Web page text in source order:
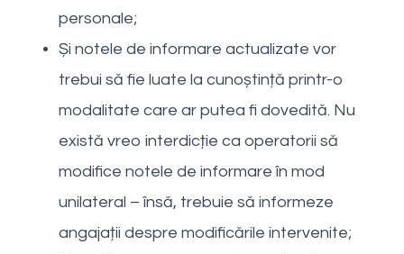
personale;
Și notele de informare actualizate vor
trebui să fie luate la cunoștință printr-o
modalitate care ar putea fi dovedită. Nu
există vreo interdicție ca operatorii să
modifice notele de informare în mod
unilateral – însă, trebuie să informeze
angajații despre modificările intervenite;